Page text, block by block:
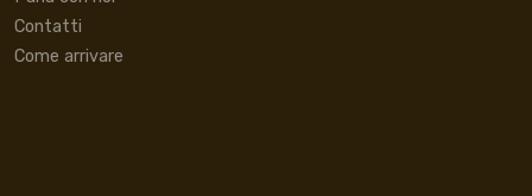
Contatti
Come arrivare